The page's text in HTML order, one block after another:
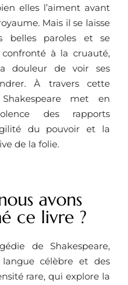
elles l’aiment avant
Mais il se laisse
belles paroles et se
à la cruauté,
douleur de voir ses
À travers cette
met en
des rapports
du pouvoir et la
de la folie.
avons
ce livre ?
de Shakespeare,
célèbre et des
rare, qui explore la